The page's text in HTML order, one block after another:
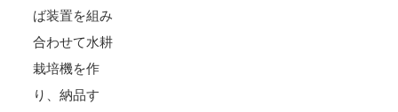
ば装置を組み
合わせて水耕
栽培機を作
り、納品す